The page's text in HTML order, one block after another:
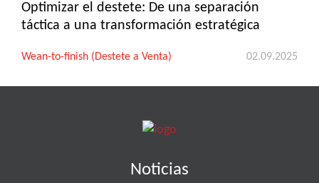
Optimizar el destete: De una separación
táctica a una transformación estratégica
Wean-to-finish (Destete a Venta) 02.09.2025
Noticias